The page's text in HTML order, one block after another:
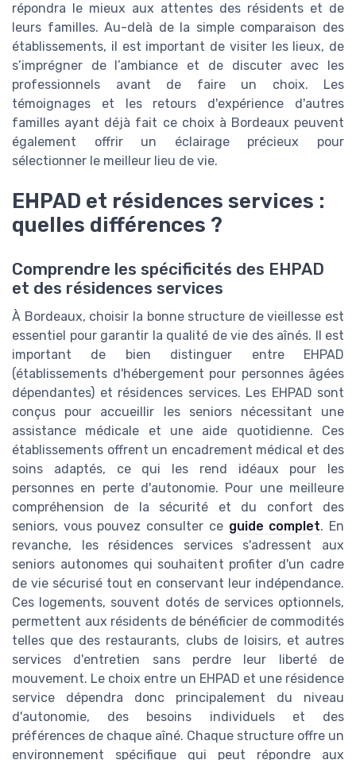
répondra le mieux aux attentes des résidents et de
leurs familles. Au-delà de la simple comparaison des
établissements, il est important de visiter les lieux, de
s’imprégner de l’ambiance et de discuter avec les
professionnels avant de faire un choix. Les
témoignages et les retours d'expérience d'autres
familles ayant déjà fait ce choix à Bordeaux peuvent
également offrir un éclairage précieux pour
sélectionner le meilleur lieu de vie.
EHPAD et résidences services :
quelles différences ?
Comprendre les spécificités des EHPAD
et des résidences services
À Bordeaux, choisir la bonne structure de vieillesse est
essentiel pour garantir la qualité de vie des aînés. Il est
important de bien distinguer entre EHPAD
(établissements d'hébergement pour personnes âgées
dépendantes) et résidences services. Les EHPAD sont
conçus pour accueillir les seniors nécessitant une
assistance médicale et une aide quotidienne. Ces
établissements offrent un encadrement médical et des
soins adaptés, ce qui les rend idéaux pour les
personnes en perte d'autonomie. Pour une meilleure
compréhension de la sécurité et du confort des
seniors, vous pouvez consulter ce guide complet. En
revanche, les résidences services s'adressent aux
seniors autonomes qui souhaitent profiter d'un cadre
de vie sécurisé tout en conservant leur indépendance.
Ces logements, souvent dotés de services optionnels,
permettent aux résidents de bénéficier de commodités
telles que des restaurants, clubs de loisirs, et autres
services d'entretien sans perdre leur liberté de
mouvement. Le choix entre un EHPAD et une résidence
service dépendra donc principalement du niveau
d'autonomie, des besoins individuels et des
préférences de chaque aîné. Chaque structure offre un
environnement spécifique qui peut répondre aux